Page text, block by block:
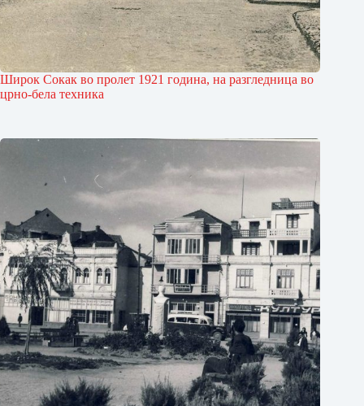
Широк Сокак во пролет 1921 година, на разгледница во
црно-бела техника